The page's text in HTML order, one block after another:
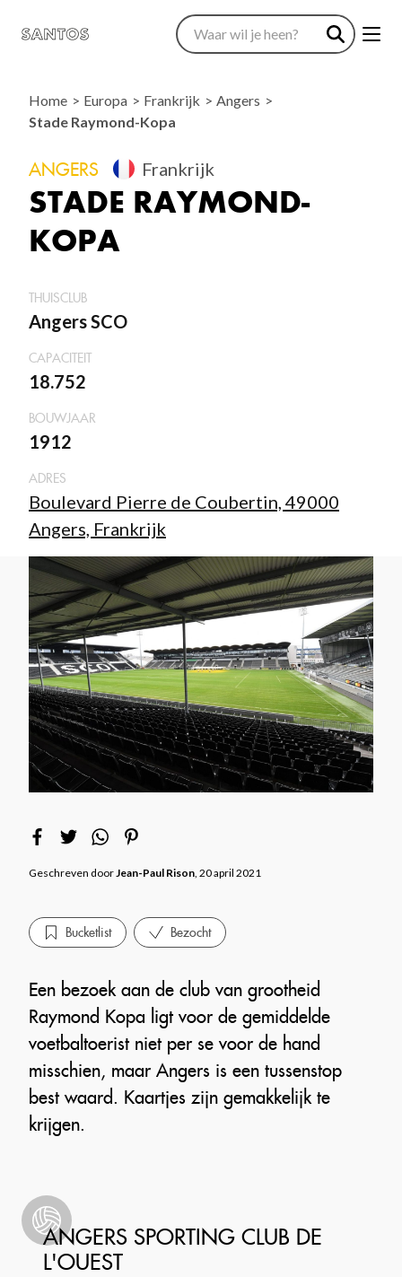
Home Europa Frankrijk
Angers
Stade Raymond-Kopa
ANGERS Frankrijk
STADE RAYMOND-
KOPA
THUISCLUB
Angers SCO
CAPACITEIT
18.752
BOUWJAAR
1912
ADRES
Boulevard Pierre de Coubertin, 49000
Angers, Frankrijk
Geschreven doorJean-Paul Rison, 20 april 2021
Bucketlist Bezocht
Een bezoek aan de club van grootheid
Raymond Kopa ligt voor de gemiddelde
voetbaltoerist niet per se voor de hand
misschien, maar Angers is een tussenstop
best waard. Kaartjes zijn gemakkelijk te
krijgen.
ANGERS SPORTING CLUB DE
L'OUEST